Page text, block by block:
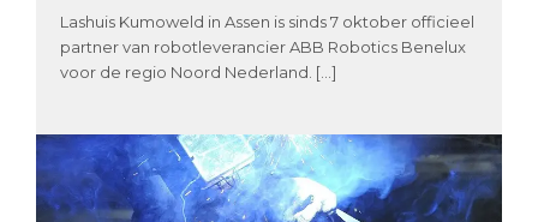
Lashuis Kumoweld in Assen is sinds 7 oktober officieel
partner van robotleverancier ABB Robotics Benelux
voor de regio Noord Nederland. […]